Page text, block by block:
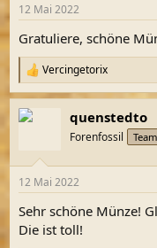
e
:
12 Mai 2022
Gratuliere, schöne
R
e
a
k
e
:
Vercingetorix
quenstedto
Forenfossil
12 Mai 2022
Sehr schöne Münze!
Die ist toll!